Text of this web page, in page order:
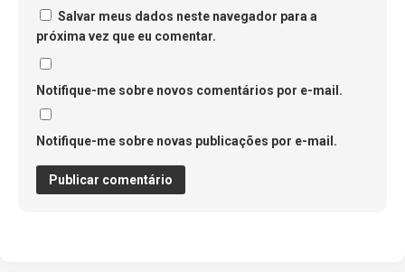
Salvar meus dados neste navegador para a
próxima vez que eu comentar.
Notifique-me sobre novos comentários por e-mail.
Notifique-me sobre novas publicações por e-mail.